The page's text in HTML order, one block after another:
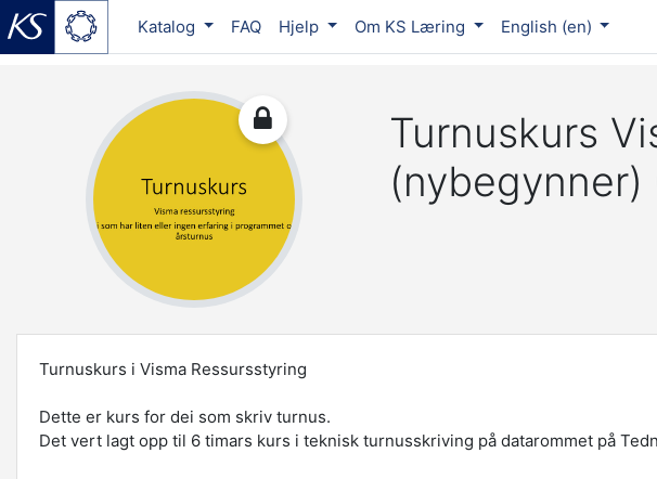
Katalog FAQ Hjelp Om KS Læring English ‎(en)‎
Turnuskurs
(nybegynner)
Turnuskurs i Visma Ressursstyring
Dette er kurs for dei som skriv turnus.
Det vert lagt opp til 6 timars kurs i teknisk turnusskriving på datarommet på